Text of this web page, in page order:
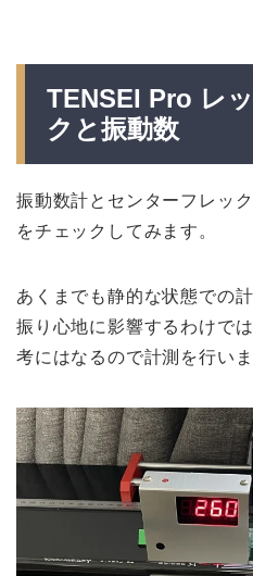
TENSEI Pro レ
クと振動数
振動数計とセンターフレッ
をチェックしてみます。
あくまでも静的な状態での
振り心地に影響するわけで
考にはなるので計測を行いま